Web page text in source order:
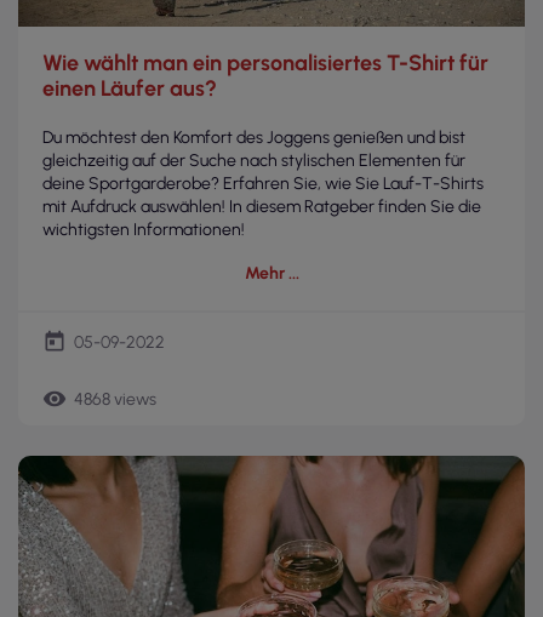
Wie wählt man ein personalisiertes T-Shirt für
einen Läufer aus?
Du möchtest den Komfort des Joggens genießen und bist
gleichzeitig auf der Suche nach stylischen Elementen für
deine Sportgarderobe? Erfahren Sie, wie Sie Lauf-T-Shirts
mit Aufdruck auswählen! In diesem Ratgeber finden Sie die
wichtigsten Informationen!
Mehr
today 05-09-2022
remove_red_eye 4868 views